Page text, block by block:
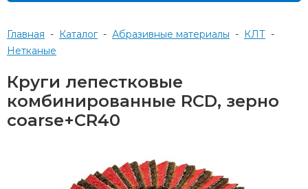
Главная - Каталог - Абразивные материалы - КЛТ -
нетканые
Круги лепестковые
комбинированные RCD, зерно
coarse+CR40